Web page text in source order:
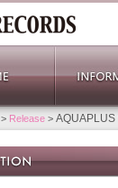
> Release > AQUAPLUS